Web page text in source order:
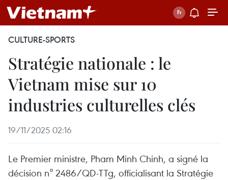
CULTURE-SPORTS
Stratégie nationale : le
Vietnam mise sur 10
industries culturelles clés
19/11/2025 02:16
Le Premier ministre, Pham Minh Chinh, a signé la
décision n° 2486/QD-TTg, officialisant la Stratégie